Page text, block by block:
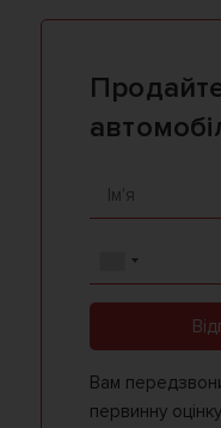
Вам
первинну